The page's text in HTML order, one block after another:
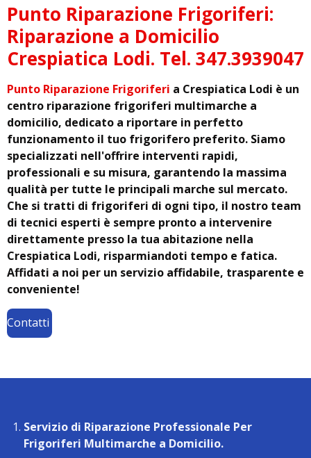
Punto Riparazione Frigoriferi:
Riparazione a Domicilio
Crespiatica Lodi. Tel. 347.3939047
Punto Riparazione Frigoriferi a Crespiatica Lodi è un
centro riparazione frigoriferi multimarche a
domicilio, dedicato a riportare in perfetto
funzionamento il tuo frigorifero preferito. Siamo
specializzati nell'offrire interventi rapidi,
professionali e su misura, garantendo la massima
qualità per tutte le principali marche sul mercato.
Che si tratti di frigoriferi di ogni tipo, il nostro team
di tecnici esperti è sempre pronto a intervenire
direttamente presso la tua abitazione nella
Crespiatica Lodi, risparmiandoti tempo e fatica.
Affidati a noi per un servizio affidabile, trasparente e
conveniente!
Contatti
Servizio di Riparazione Professionale Per
Frigoriferi Multimarche a Domicilio.